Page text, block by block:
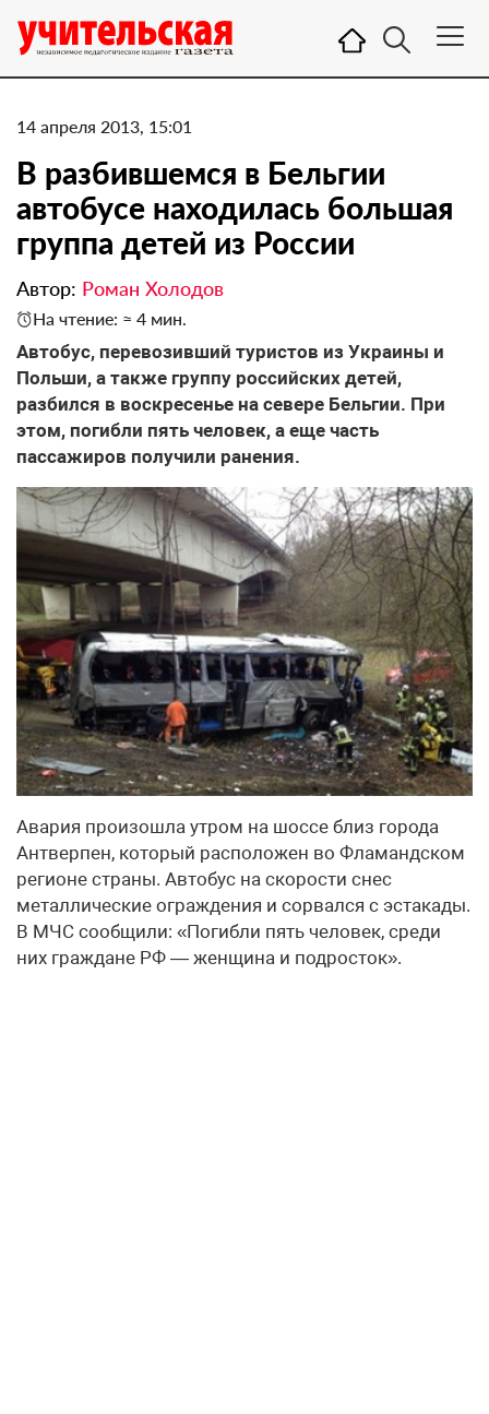
14 апреля 2013, 15:01
В разбившемся в Бельгии
автобусе находилась большая
группа детей из России
Автор: Роман Холодов
На чтение: ≈ 4 мин.
Автобус, перевозивший туристов из Украины и
Польши, а также группу российских детей,
разбился в воскресенье на севере Бельгии. При
этом, погибли пять человек, а еще часть
пассажиров получили ранения.
Авария произошла утром на шоссе близ города
Антверпен, который расположен во Фламандском
регионе страны. Автобус на скорости снес
металлические ограждения и сорвался с эстакады.
В МЧС сообщили: «Погибли пять человек, среди
них граждане РФ — женщина и подросток».